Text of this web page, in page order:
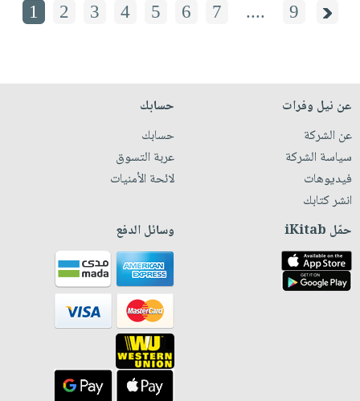
1 2 3 4 5 6 7 .... 9
عن نيل وفرات
عن الشركة
سياسة الشركة
فيديوهات
انشر كتابك
حسابك
حسابك
عربة التسوق
لائحة الأمنيات
حمّل iKitab وسائل الدفع